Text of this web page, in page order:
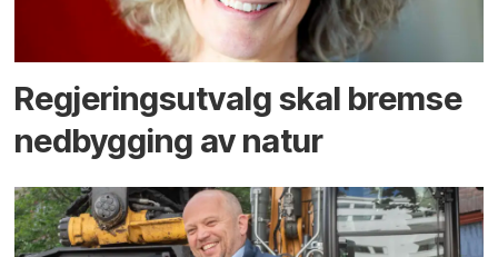
Regjerings­utvalg skal bremse
ned­bygging av natur